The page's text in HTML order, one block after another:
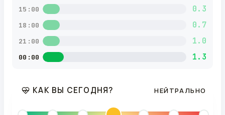
15:00 0.3
18:00 0.7
21:00 1.0
00:00 1.3
КАК ВЫ СЕГОДНЯ? НЕЙТРАЛЬНО